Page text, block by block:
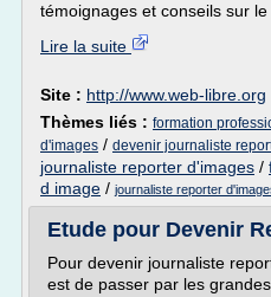
témoignages et conseils sur le
Lire la suite
Site : http://www.web-libre.org
Thèmes liés : formation
d'images / devenir journaliste
journaliste reporter d'images /
d image / journaliste reporter
Etude pour Devenir
Pour devenir journaliste
est de passer par les